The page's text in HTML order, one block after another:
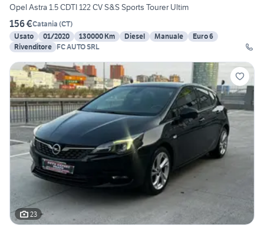
Opel Astra 1.5 CDTI 122 CV S&S Sports Tourer Ultim
156 €Catania (CT)
Usato
01/2020 130000 Km Diesel Manuale
Euro 6
Rivenditore FC AUTO SRL
23